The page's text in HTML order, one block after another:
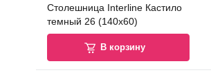
Столешница Interline Кастило
темный 26 (140x60)
В корзину